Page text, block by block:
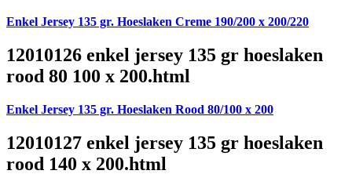
Enkel Jersey 135 gr. Hoeslaken Creme 190/200 x 200/220
12010126 enkel jersey 135 gr hoeslaken
rood 80 100 x 200.html
Enkel Jersey 135 gr. Hoeslaken Rood 80/100 x 200
12010127 enkel jersey 135 gr hoeslaken
rood 140 x 200.html